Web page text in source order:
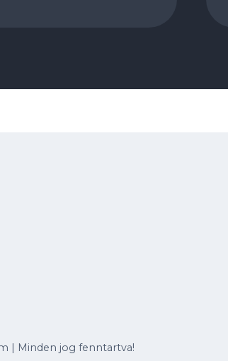
| Minden jog fenntartva!